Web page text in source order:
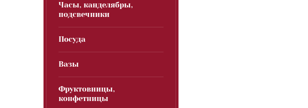
Часы, канделябры,
подсвечники
Посуда
Вазы
Фруктовницы,
конфетницы